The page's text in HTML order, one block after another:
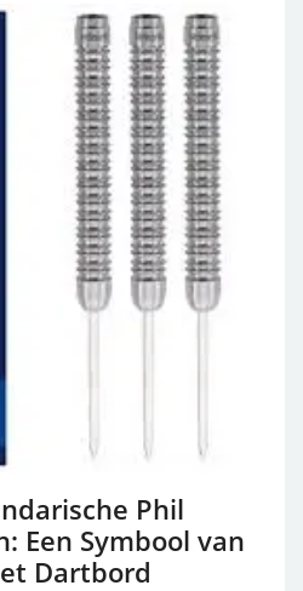
Phil
Een Symbool van
Dartbord